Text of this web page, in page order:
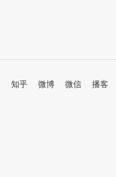
知乎 微博 微信 播客